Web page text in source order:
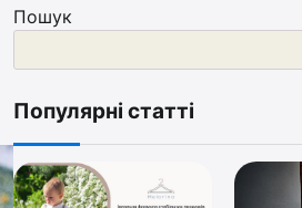
Пошук
Популярні статті